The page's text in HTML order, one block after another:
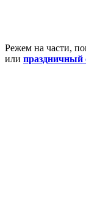
Режем на части,
или праздничный